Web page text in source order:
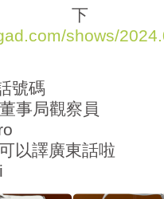
shows/
號碼
事局觀察員
以譯廣東話啦